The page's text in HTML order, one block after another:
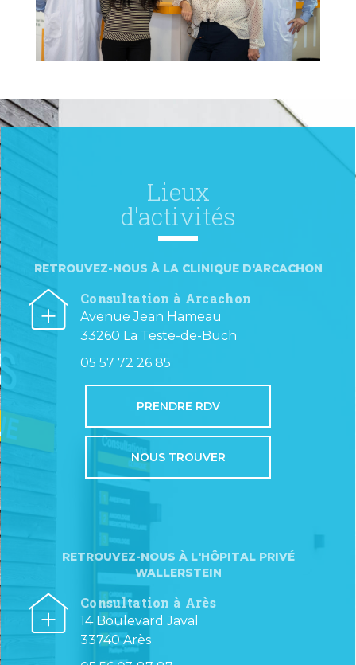
Lieux
d'activités
RETROUVEZ-NOUS À LA CLINIQUE D'ARCACHON
Consultation à Arcachon
Avenue Jean Hameau
33260 La Teste-de-Buch
05 57 72 26 85
PRENDRE RDV
NOUS TROUVER
RETROUVEZ-NOUS À L'HÔPITAL PRIVÉ
WALLERSTEIN
Consultation à Arès
14 Boulevard Javal
33740 Arès